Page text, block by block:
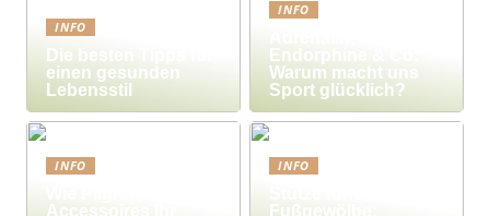
INFO
Die besten Tipps für
einen gesunden
Lebensstil
INFO
Endorphine & Co:
Warum macht uns
Sport glücklich?
INFO
Accessoires Ihr
INFO
Fußgewölbe: